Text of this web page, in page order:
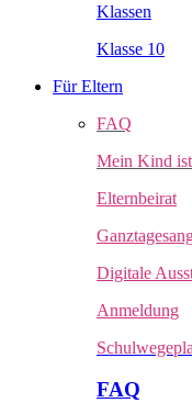
Klassen
Klasse 10
Für Eltern
FAQ
Mein Kind
Elternbeirat
Digitale
Anmeldung
FAQ